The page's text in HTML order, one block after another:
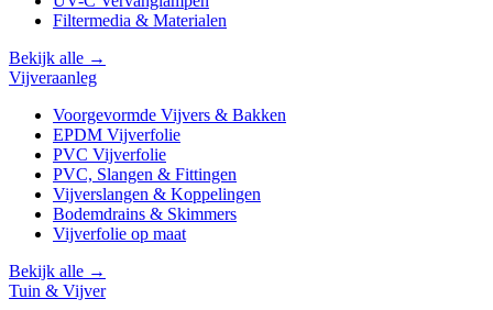
Filtermedia & Materialen
Bekijk alle →
Vijveraanleg
Voorgevormde Vijvers & Bakken
EPDM Vijverfolie
PVC Vijverfolie
PVC, Slangen & Fittingen
Vijverslangen & Koppelingen
Bodemdrains & Skimmers
Vijverfolie op maat
Bekijk alle →
Tuin & Vijver